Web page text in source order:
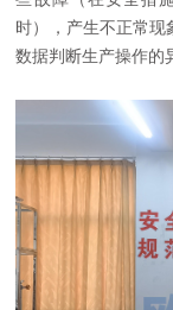
时），产生不正常现
数据判断生产操作的